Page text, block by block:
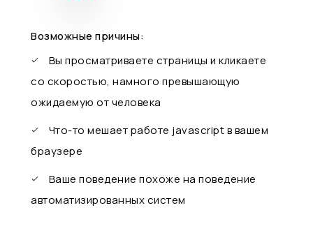
Возможные причины:
Вы просматриваете страницы и кликаете
со скоростью, намного превышающую
ожидаемую от человека
Что-то мешает работе javascript в вашем
браузере
Ваше поведение похоже на поведение
автоматизированных систем